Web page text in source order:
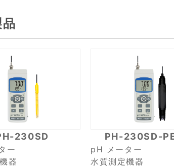
品
230SD
ー
器
PH-230SD-
pH メーター
水質測定機器